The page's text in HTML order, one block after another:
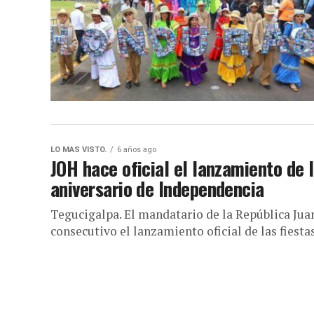
LO MAS VISTO. 6 años ago
JOH hace oficial el lanzamiento
aniversario de Independencia
Tegucigalpa. El mandatario de la República
consecutivo el lanzamiento oficial de las